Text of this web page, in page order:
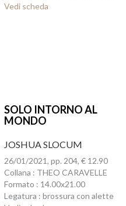
Vedi scheda
SOLO INTORNO AL
MONDO
JOSHUA SLOCUM
26/01/2021, pp. 204, € 12.90
Collana : THEO CARAVELLE
Formato : 14.00x21.00
Legatura : brossura con alette